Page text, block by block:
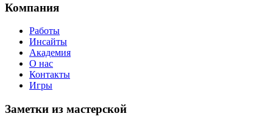
Компания
Работы
Инсайты
Академия
О нас
Контакты
Игры
Заметки из мастерской